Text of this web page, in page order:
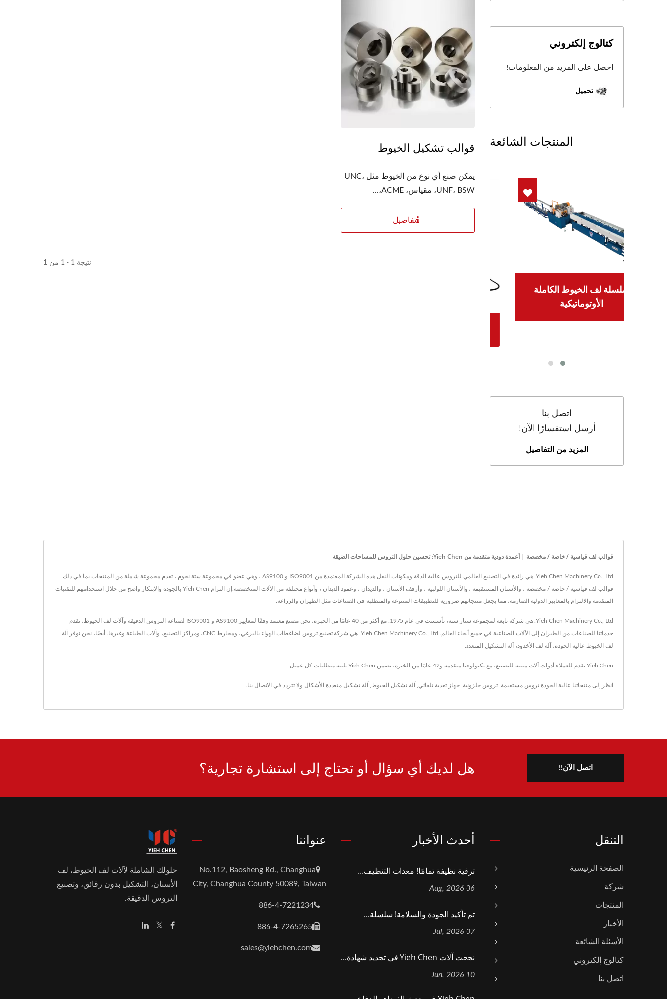
قوالب تشكيل الخيوط
يمكن صنع أي نوع من الخيوط مثل UNC،
UNF، BSW، مقياس، ACME،...
تفاصيل
نتيجة 1 - 1 من 1
كتالوج إلكتروني
احصل على المزيد من المعلومات!
تحميل
المنتجات الشائعة
سلسلة لف الخيوط الكاملة
الأوتوماتيكية
اتصل بنا
أرسل استفسارًا الآن!
المزيد من التفاصيل
قوالب لف قياسية / خاصة / مخصصة | أعمدة دودية متقدمة من Yieh Chen: تحسين حلول التروس للمساحات الضيقة
Yieh Chen Machinery Co., Ltd. هي رائدة في التصنيع العالمي للتروس عالية الدقة ومكونات النقل.هذه الشركة المعتمدة من ISO9001 و AS9100 ، وهي عضو في مجموعة ستة نجوم ، تقدم مجموعة شاملة من المنتجات بما في ذلك
قوالب لف قياسية / خاصة / مخصصة ، والأسنان المستقيمة ، والأسنان اللولبية ، وأرفف الأسنان ، والديدان ، وعمود الديدان ، وأنواع مختلفة من الآلات المتخصصة.إن التزام Yieh Chen بالجودة والابتكار واضح من خلال استخدامهم للتقنيات
المتقدمة والالتزام بالمعايير الدولية الصارمة، مما يجعل منتجاتهم ضرورية للتطبيقات المتنوعة والمتطلبة في الصناعات مثل الطيران والزراعة.
Yieh Chen Machinery Co., Ltd. هي شركة تابعة لمجموعة ستار ستة، تأسست في عام 1975. مع أكثر من 40 عامًا من الخبرة، نحن مصنع معتمد وفقًا لمعايير AS9100 و ISO9001 لصناعة التروس الدقيقة وآلات لف الخيوط، نقدم
خدماتنا للصناعات من الطيران إلى الآلات الصناعية في جميع أنحاء العالم. Yieh Chen Machinery Co., Ltd. هي شركة تصنيع تروس لضاغطات الهواء بالبرغي، ومخارط CNC، ومراكز التصنيع، وآلات الطباعة وغيرها. أيضًا، نحن نوفر آلة
لف الخيوط عالية الجودة، آلة لف الأخدود، آلة التشكيل المتعدد.
Yieh Chen تقدم للعملاء أدوات آلات متينة للتصنيع، مع تكنولوجيا متقدمة و42 عامًا من الخبرة، تضمن Yieh Chen تلبية متطلبات كل عميل.
انظر إلى منتجاتنا عالية الجودة تروس مستقيمة تروس حلزونية جهاز تغذية تلقائي آلة تشكيل الخيوط آلة تشكيل متعددة الأشكال ولا تتردد في الاتصال بنا
هل لديك أي سؤال أو تحتاج إلى استشارة تجارية؟ اتصل الآن!!
حلولك الشاملة لآلات لف الخيوط، لف
الأسنان، التشكيل بدون رقائق، وتصنيع
التروس الدقيقة.
عنواننا
No.112, Baosheng Rd., Changhua
City, Changhua County 50089, Taiwan
886-4-7221234
886-4-7265265
sales@yiehchen.com
أحدث الأخبار
ترقية نظيفة تمامًا! معدات التنظيف...
06 Aug, 2026
تم تأكيد الجودة والسلامة! سلسلة...
07 Jul, 2026
نجحت آلات Yieh Chen في تجديد شهادة...
10 Jun, 2026
التنقل
الصفحة الرئيسية
شركة
المنتجات
الأخبار
الأسئلة الشائعة
كتالوج إلكتروني
اتصل بنا